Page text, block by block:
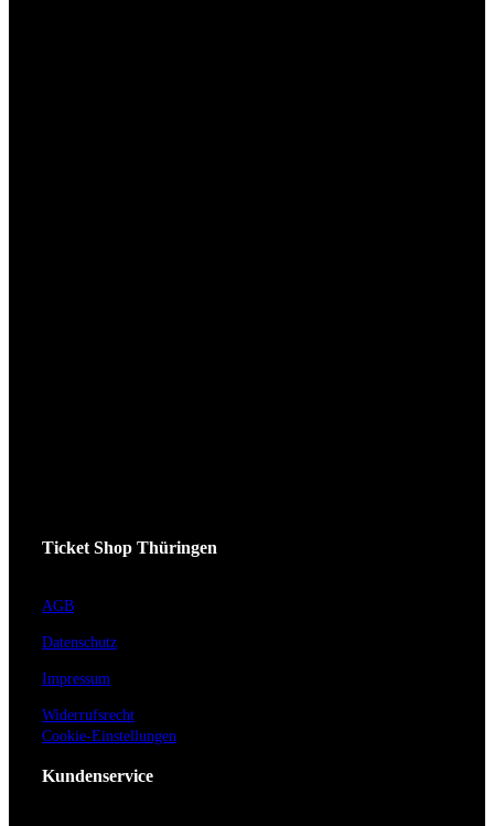
Ticket Shop Thüringen
AGB
Datenschutz
Impressum
Widerrufsrecht
Cookie-Einstellungen
Kundenservice